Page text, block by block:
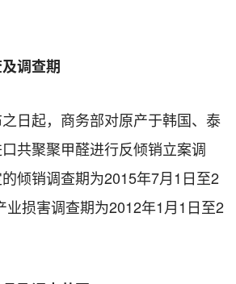
调查期
起，商务部对原产于韩国、泰
共聚聚甲醛进行反倾销立案调
倾销调查期为2015年7月1 日至2
业损害调查期为2012年1月1 日至2